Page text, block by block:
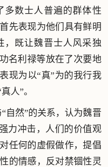
多数士人普遍的群体性
先表现为他们具有鲜明
，既让魏晋士人风采独
名利禄等放在了次要地
现为以“真”为的我行我
人”。
自然”的关系，认为魏晋
力冲击，人们的价值观
任何的虚假做作，提倡
的情感，反对禁锢性灵